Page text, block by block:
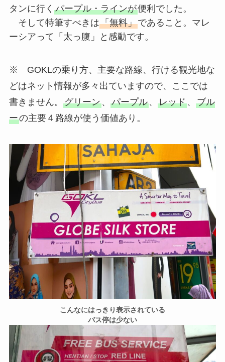
タンに行く パープル・ラインが便利でした。
そして特筆すべきは「無料」であること。マレ
ーシアって「太っ腹」と感動です。
※ GOKLの乗り方、主要な路線、行ける観光地な
どはネット情報が多々出ていますので、ここでは
書きません。 グリーン、 パープル、 レッド、 ブル
ーの主要４路線が使う価値あり。
こんなにはっきり表示されている
バス停は少ない